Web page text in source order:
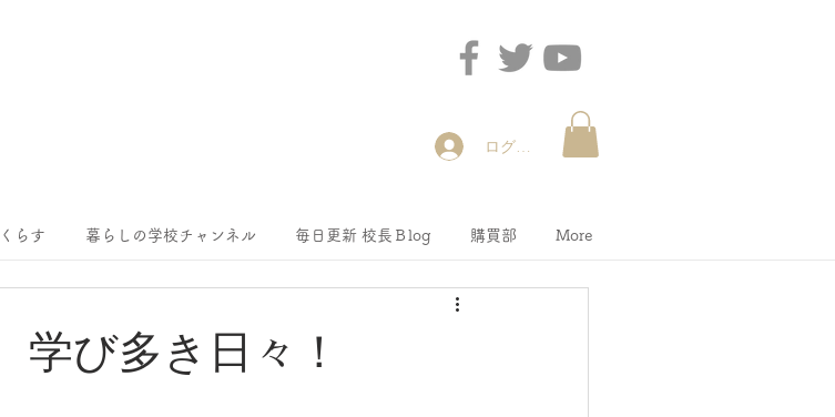
ログイン
くらす 暮らしの学校チャンネル 毎日更新 校長Ｂlog 購買部 More
び多き日々！